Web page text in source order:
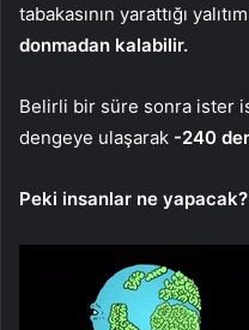
tabakasının yarattığı
donmadan kalabilir.
Belirli bir süre sonra ister
dengeye ulaşarak -240
Peki insanlar ne yapacak?